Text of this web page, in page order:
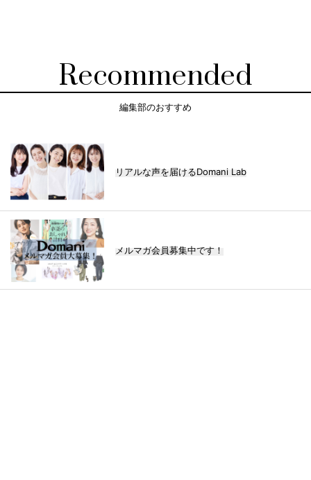
Recommended
編集部のおすすめ
リアルな声を届けるDomani Lab
メルマガ会員募集中です！